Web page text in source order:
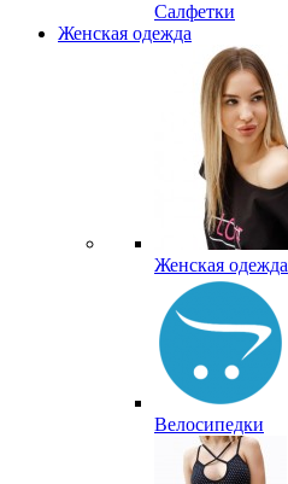
Салфетки
Женская одежда
Женская одежда
Велосипедки